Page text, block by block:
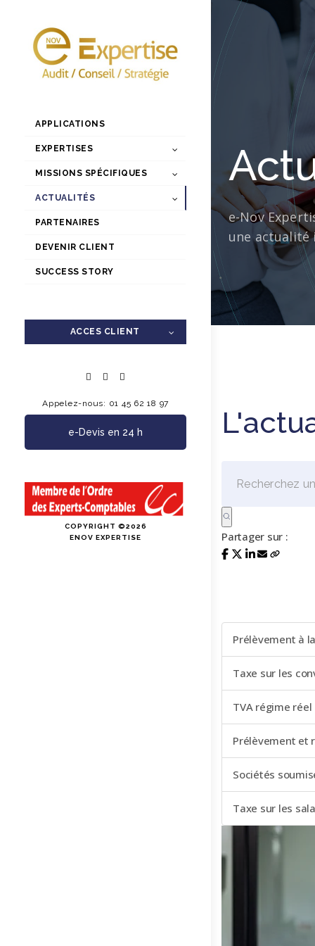
APPLICATIONS
EXPERTISES
MISSIONS SPÉCIFIQUES
ACTUALITÉS
PARTENAIRES
DEVENIR CLIENT
SUCCESS STORY
ACCES CLIENT
Appelez-nous: 01 45 62 18 97
e-Devis en 24 h
COPYRIGHT ©2026
ENOV EXPERTISE
e-Nov
une actualité
Partager sur :
Prélèvement à
Taxe sur les
TVA régime
Prélèvement et
Sociétés
Taxe sur les